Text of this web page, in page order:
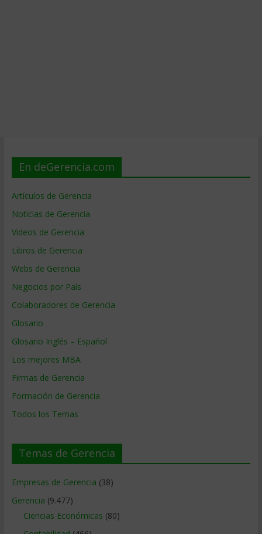
En deGerencia.com
Artículos de Gerencia
Noticias de Gerencia
Videos de Gerencia
Libros de Gerencia
Webs de Gerencia
Negocios por País
Colaboradores de Gerencia
Glosario
Glosario Inglés – Español
Los mejores MBA
Firmas de Gerencia
Formación de Gerencia
Todos los Temas
Temas de Gerencia
Empresas de Gerencia (38)
Gerencia (9.477)
Ciencias Económicas (80)